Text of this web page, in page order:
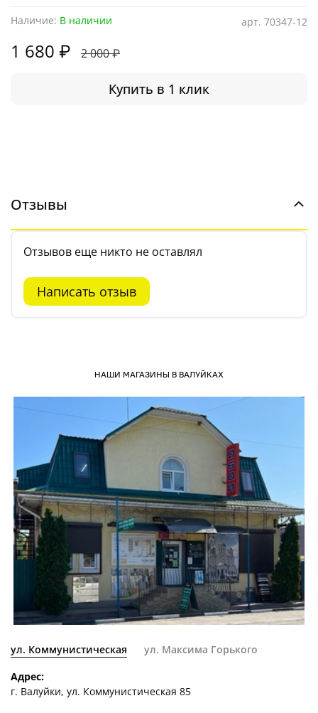
арт. 70347-12
Наличие: В наличии
1 680 ₽ 2 000 ₽
Купить в 1 клик
Отзывы
Отзывов еще никто не оставлял
Написать отзыв
НАШИ МАГАЗИНЫ В ВАЛУЙКАХ
ул. Коммунистическая ул. Максима Горького
Адрес:
г. Валуйки, ул. Коммунистическая 85